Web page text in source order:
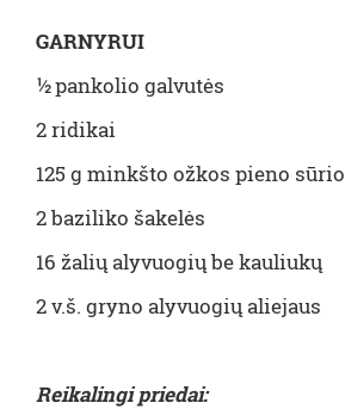
GARNYRUI
½ pankolio galvutės
2 ridikai
125 g minkšto ožkos pieno sūrio
2 baziliko šakelės
16 žalių alyvuogių be kauliukų
2 v.š. gryno alyvuogių aliejaus
Reikalingi priedai: